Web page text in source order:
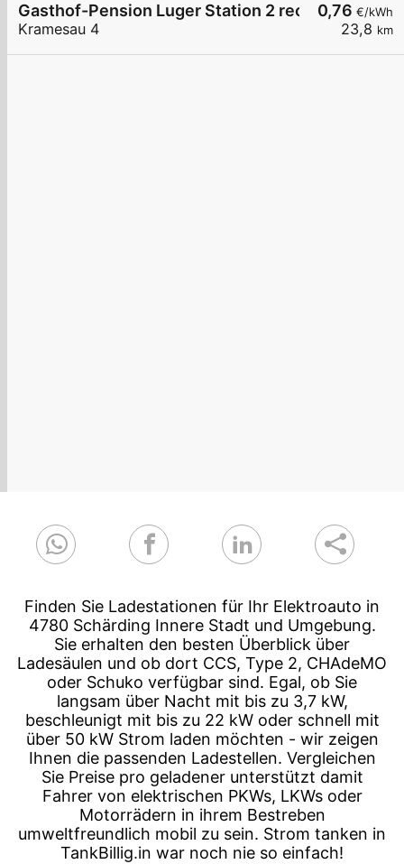
0,76 €/kWh
23,8 km
Gasthof-Pension Luger Station 2 rechts
Kramesau 4
Finden Sie Ladestationen für Ihr Elektroauto in
4780 Schärding Innere Stadt und Umgebung.
Sie erhalten den besten Überblick über
Ladesäulen und ob dort CCS, Type 2, CHAdeMO
oder Schuko verfügbar sind. Egal, ob Sie
langsam über Nacht mit bis zu 3,7 kW,
beschleunigt mit bis zu 22 kW oder schnell mit
über 50 kW Strom laden möchten - wir zeigen
Ihnen die passenden Ladestellen. Vergleichen
Sie Preise pro geladener unterstützt damit
Fahrer von elektrischen PKWs, LKWs oder
Motorrädern in ihrem Bestreben
umweltfreundlich mobil zu sein. Strom tanken in
TankBillig.in war noch nie so einfach!